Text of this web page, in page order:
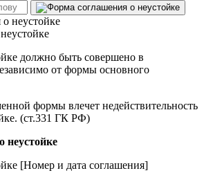
должно быть совершено в
от формы основного
формы влечет недействительность
(ст.331 ГК РФ)
неустойке
[Номер и дата соглашения]